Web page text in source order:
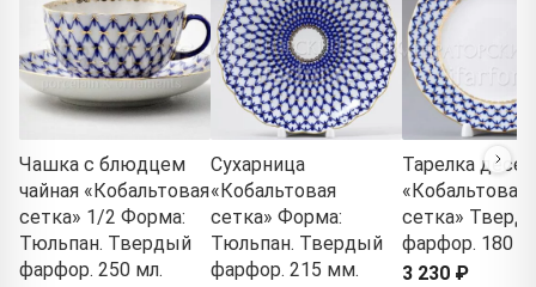
Чашка с блюдцем
чайная «Кобальтовая
сетка» 1/2 Форма:
Тюльпан. Твердый
фарфор. 250 мл.
Сухарница
«Кобальтовая
сетка» Форма:
Тюльпан. Твердый
фарфор. 215 мм.
Тарелка
«Кобальтовая
сетка»
фарфор. 180
3 230 ₽